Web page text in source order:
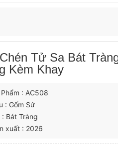
Tử Sa Bát
Kèm Khay
: AC508
: Gốm Sứ
Bát Tràng
xuất : 2026